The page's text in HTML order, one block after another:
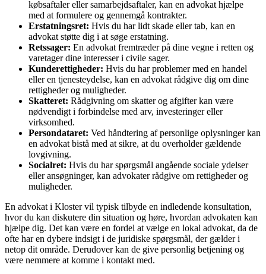
købsaftaler eller samarbejdsaftaler, kan en advokat hjælpe
med at formulere og gennemgå kontrakter.
Erstatningsret: Hvis du har lidt skade eller tab, kan en
advokat støtte dig i at søge erstatning.
Retssager: En advokat fremtræder på dine vegne i retten og
varetager dine interesser i civile sager.
Kunderettigheder: Hvis du har problemer med en handel
eller en tjenesteydelse, kan en advokat rådgive dig om dine
rettigheder og muligheder.
Skatteret: Rådgivning om skatter og afgifter kan være
nødvendigt i forbindelse med arv, investeringer eller
virksomhed.
Persondataret: Ved håndtering af personlige oplysninger kan
en advokat bistå med at sikre, at du overholder gældende
lovgivning.
Socialret: Hvis du har spørgsmål angående sociale ydelser
eller ansøgninger, kan advokater rådgive om rettigheder og
muligheder.
En advokat i Kloster vil typisk tilbyde en indledende konsultation,
hvor du kan diskutere din situation og høre, hvordan advokaten kan
hjælpe dig. Det kan være en fordel at vælge en lokal advokat, da de
ofte har en dybere indsigt i de juridiske spørgsmål, der gælder i
netop dit område. Derudover kan de give personlig betjening og
være nemmere at komme i kontakt med.